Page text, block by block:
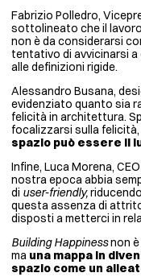
Fabrizio Polledro,
sottolineato che il
non è da considerarsi
tentativo di avvicinarsi
alle definizioni rigide.
Alessandro Busana,
evidenziato quanto sia
felicità in architettura.
focalizzarsi sulla
spazio può essere il
Infine, Luca Morena,
nostra epoca abbia
di user-friendly,
questa assenza di
disposti a metterci in
Building Happinessnon è
ma una mappa in
spazio come un